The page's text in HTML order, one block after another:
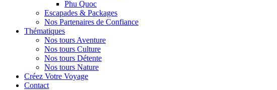
Phu Quoc
Escapades & Packages
Nos Partenaires de Confiance
Thématiques
Nos tours Aventure
Nos tours Culture
Nos tours Détente
Nos tours Nature
Créez Votre Voyage
Contact